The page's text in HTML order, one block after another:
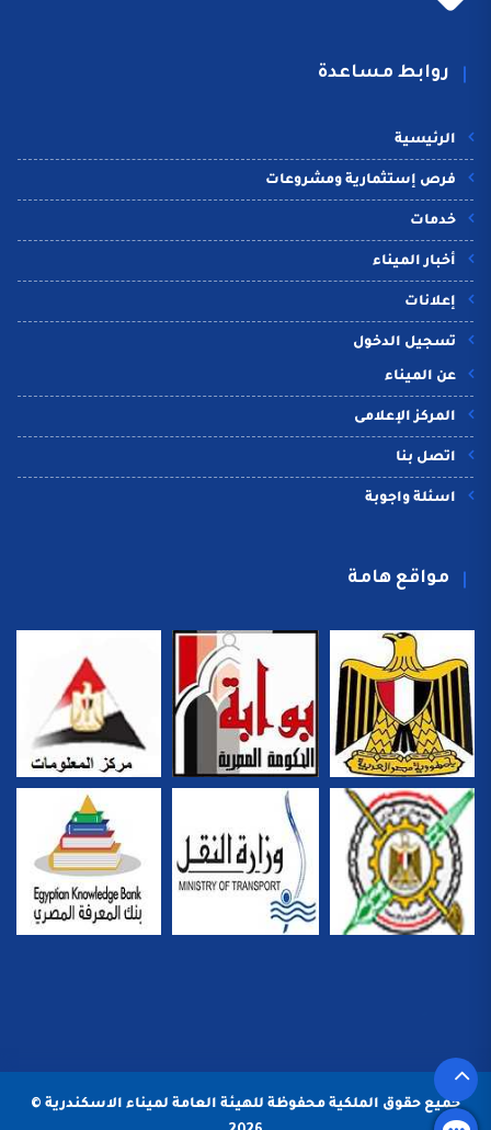
روابط مساعدة
الرئيسية
فرص إستثمارية ومشروعات
خدمات
أخبار الميناء
إعلانات
تسجيل الدخول
عن الميناء
المركز الإعلامى
اتصل بنا
اسئلة واجوبة
مواقع هامة
جميع حقوق الملكية محفوظة للهيئة العامة لميناء الاسكندرية ©